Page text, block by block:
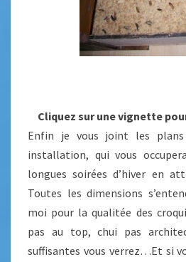
Cliquez sur une vignette
Enfin je vous joint les
installation, qui vous
longues soirées d’hiver en
Toutes les dimensions
moi pour la qualitée des
pas au top, chui pas
suffisantes vous verrez…Et si